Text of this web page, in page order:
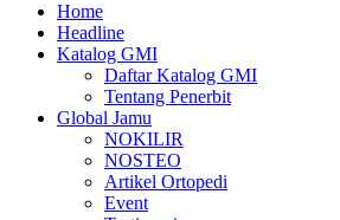
Home
Headline
Katalog GMI
Daftar Katalog GMI
Tentang Penerbit
Global Jamu
NOKILIR
NOSTEO
Artikel Ortopedi
Event